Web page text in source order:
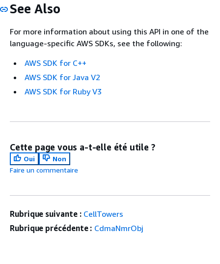
See Also
For more information about using this API in one of the
language-specific AWS SDKs, see the following:
AWS SDK for C++
AWS SDK for Java V2
AWS SDK for Ruby V3
Cette page vous a-t-elle été utile ?
Oui
Non
Faire un commentaire
Rubrique suivante : CellTowers
Rubrique précédente : CdmaNmrObj